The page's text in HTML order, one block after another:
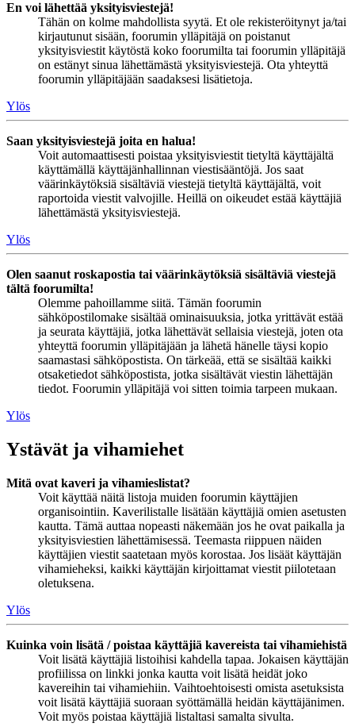
En voi lähettää yksityisviestejä!
Tähän on kolme mahdollista syytä. Et ole rekisteröitynyt ja/tai
kirjautunut sisään, foorumin ylläpitäjä on poistanut
yksityisviestit käytöstä koko foorumilta tai foorumin ylläpitäjä
on estänyt sinua lähettämästä yksityisviestejä. Ota yhteyttä
foorumin ylläpitäjään saadaksesi lisätietoja.
Ylös
Saan yksityisviestejä joita en halua!
Voit automaattisesti poistaa yksityisviestit tietyltä käyttäjältä
käyttämällä käyttäjänhallinnan viestisääntöjä. Jos saat
väärinkäytöksiä sisältäviä viestejä tietyltä käyttäjältä, voit
raportoida viestit valvojille. Heillä on oikeudet estää käyttäjiä
lähettämästä yksityisviestejä.
Ylös
Olen saanut roskapostia tai väärinkäytöksiä sisältäviä viestejä
tältä foorumilta!
Olemme pahoillamme siitä. Tämän foorumin
sähköpostilomake sisältää ominaisuuksia, jotka yrittävät estää
ja seurata käyttäjiä, jotka lähettävät sellaisia viestejä, joten ota
yhteyttä foorumin ylläpitäjään ja lähetä hänelle täysi kopio
saamastasi sähköpostista. On tärkeää, että se sisältää kaikki
otsaketiedot sähköpostista, jotka sisältävät viestin lähettäjän
tiedot. Foorumin ylläpitäjä voi sitten toimia tarpeen mukaan.
Ylös
Ystävät ja vihamiehet
Mitä ovat kaveri ja vihamieslistat?
Voit käyttää näitä listoja muiden foorumin käyttäjien
organisointiin. Kaverilistalle lisätään käyttäjiä omien asetusten
kautta. Tämä auttaa nopeasti näkemään jos he ovat paikalla ja
yksityisviestien lähettämisessä. Teemasta riippuen näiden
käyttäjien viestit saatetaan myös korostaa. Jos lisäät käyttäjän
vihamieheksi, kaikki käyttäjän kirjoittamat viestit piilotetaan
oletuksena.
Ylös
Kuinka voin lisätä / poistaa käyttäjiä kavereista tai vihamiehistä
Voit lisätä käyttäjiä listoihisi kahdella tapaa. Jokaisen käyttäjän
profiilissa on linkki jonka kautta voit lisätä heidät joko
kavereihin tai vihamiehiin. Vaihtoehtoisesti omista asetuksista
voit lisätä käyttäjiä suoraan syöttämällä heidän käyttäjänimen.
Voit myös poistaa käyttäjiä listaltasi samalta sivulta.